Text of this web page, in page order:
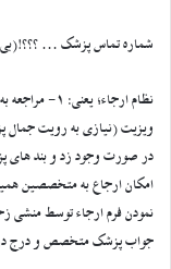
شماره تماس پزشک …
در صورت وجود زد و بند های
نمودن فرم ارجاء توسط منشی
جواب پزشک متخصص و درج در